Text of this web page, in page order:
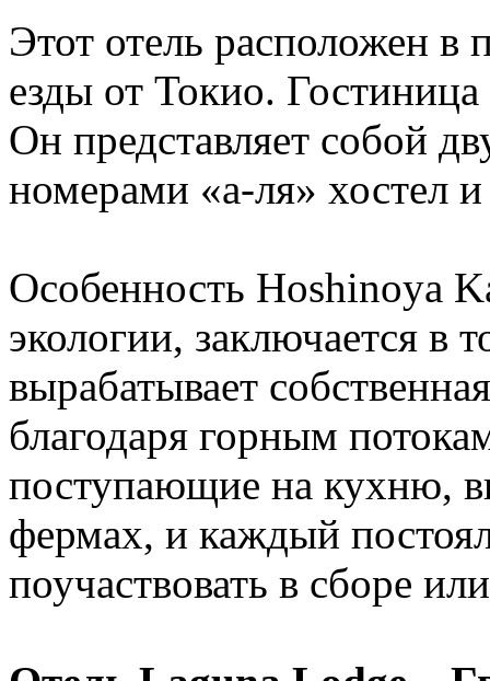
Этот отель расположен в
езды от Токио.
Он представляет собой
номерами «а-ля» хостел
Особенность Hoshinoya
экологии, заключается в
вырабатывает
благодаря горным
поступающие на кухню,
фермах, и каждый
поучаствовать в сборе